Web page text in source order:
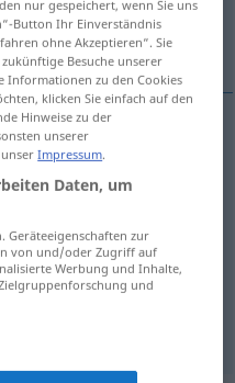
nadería
(≈ Unwichtigkeit)
nur gespeichert, wenn Sie uns
Button Ihr Einverständnis
ohne Akzeptieren“. Sie
Besuche unserer
Informationen zu den Cookies
klicken Sie einfach auf den
Hinweise zu der
unserer
unserImpressum.
Daten, um
Geräteeigenschaften zur
von und/oder Zugriff auf
Werbung und Inhalte,
und